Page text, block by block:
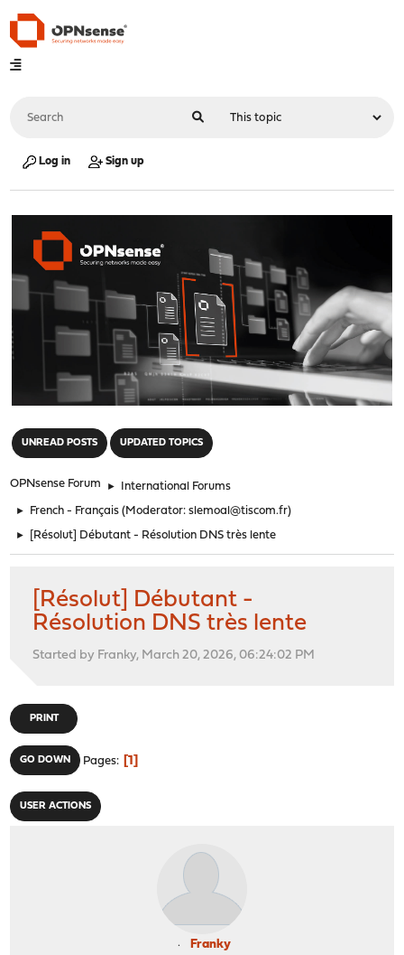
Log in Sign up
UNREAD POSTS UPDATED TOPICS
OPNsense Forum ► International Forums
► French - Français (Moderator:slemoal@tiscom.fr)
► [Résolut] Débutant - Résolution DNS très lente
[Résolut] Débutant -
Résolution DNS très lente
Started by Franky, March 20, 2026, 06:24:02 PM
PRINT
GO DOWN Pages 1
USER ACTIONS
Franky